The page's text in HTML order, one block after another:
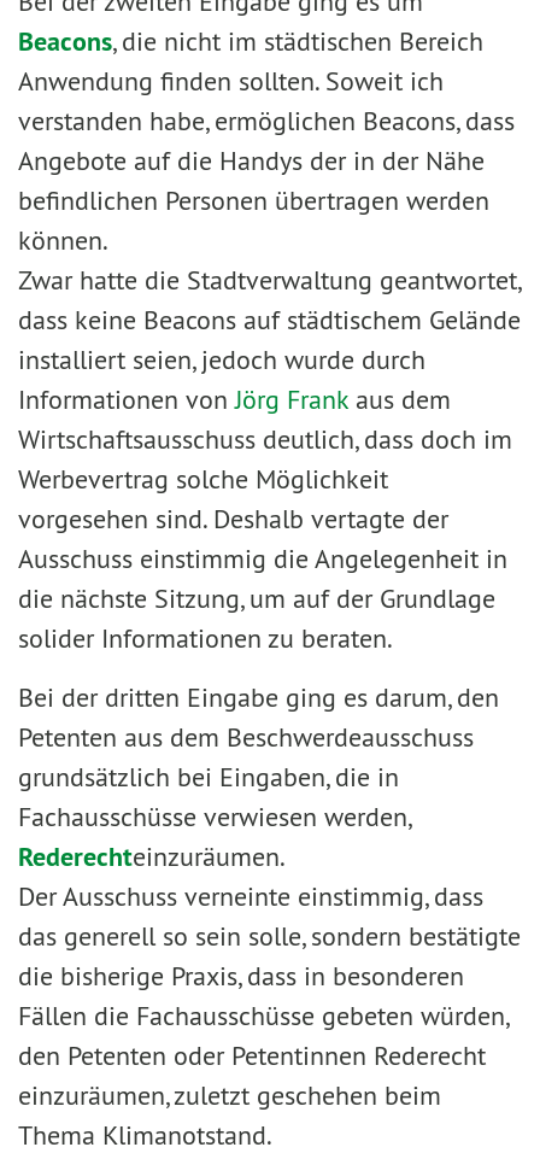
Beacons, die nicht im städtischen Bereich
Anwendung finden sollten. Soweit ich
verstanden habe, ermöglichen Beacons, dass
Angebote auf die Handys der in der Nähe
befindlichen Personen übertragen werden
können.
Zwar hatte die Stadtverwaltung geantwortet,
dass keine Beacons auf städtischem Gelände
installiert seien, jedoch wurde durch
Informationen vonJörg Frank aus dem
Wirtschaftsausschuss deutlich, dass doch im
Werbevertrag solche Möglichkeit
vorgesehen sind. Deshalb vertagte der
Ausschuss einstimmig die Angelegenheit in
die nächste Sitzung, um auf der Grundlage
solider Informationen zu beraten.
Bei der dritten Eingabe ging es darum, den
Petenten aus dem Beschwerdeausschuss
grundsätzlich bei Eingaben, die in
Fachausschüsse verwiesen werden,
Rederechteinzuräumen.
Der Ausschuss verneinte einstimmig, dass
das generell so sein solle, sondern bestätigte
die bisherige Praxis, dass in besonderen
Fällen die Fachausschüsse gebeten würden,
den Petenten oder Petentinnen Rederecht
einzuräumen, zuletzt geschehen beim
Thema Klimanotstand.